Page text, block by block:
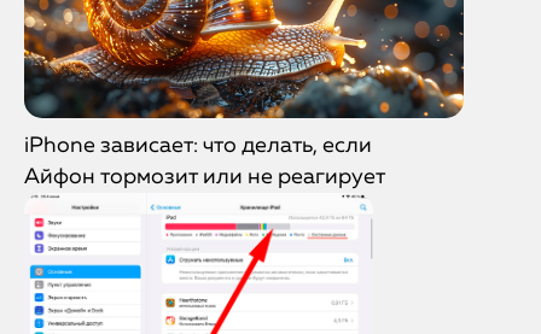
iPhone зависает: что делать, если
Айфон тормозит или не реагирует